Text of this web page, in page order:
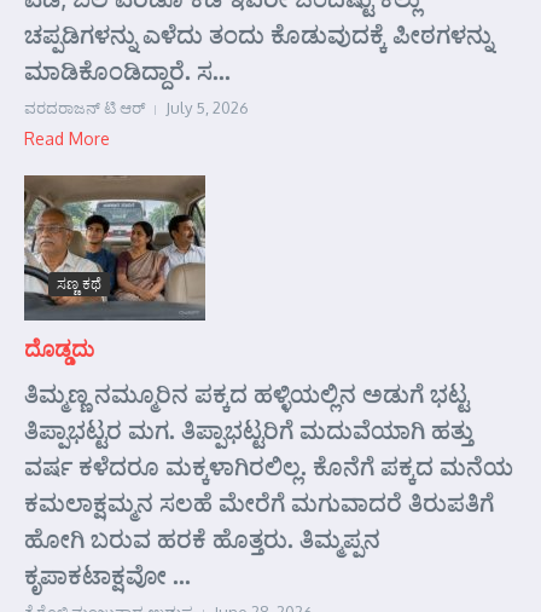
ಚಪ್ಪಡಿಗಳನ್ನು ಎಳೆದು ತಂದು ಕೊಡುವುದಕ್ಕೆ ಪೀಠಗಳನ್ನು
ಮಾಡಿಕೊಂಡಿದ್ದಾರೆ. ಸ...
ವರದರಾಜನ್ ಟಿ ಆರ್ July 5, 2026
Read More
ಸಣ್ಣ ಕಥೆ
ದೊಡ್ಡದು
ತಿಮ್ಮಣ್ಣ ನಮ್ಮೂರಿನ ಪಕ್ಕದ ಹಳ್ಳಿಯಲ್ಲಿನ ಅಡುಗೆ ಭಟ್ಟ
ತಿಪ್ಪಾಭಟ್ಟರ ಮಗ. ತಿಪ್ಪಾಭಟ್ಟರಿಗೆ ಮದುವೆಯಾಗಿ ಹತ್ತು
ವರ್ಷ ಕಳೆದರೂ ಮಕ್ಕಳಾಗಿರಲಿಲ್ಲ. ಕೊನೆಗೆ ಪಕ್ಕದ ಮನೆಯ
ಕಮಲಾಕ್ಷಮ್ಮನ ಸಲಹೆ ಮೇರೆಗೆ ಮಗುವಾದರೆ ತಿರುಪತಿಗೆ
ಹೋಗಿ ಬರುವ ಹರಕೆ ಹೊತ್ತರು. ತಿಮ್ಮಪ್ಪನ
ಕೃಪಾಕಟಾಕ್ಷವೋ ...